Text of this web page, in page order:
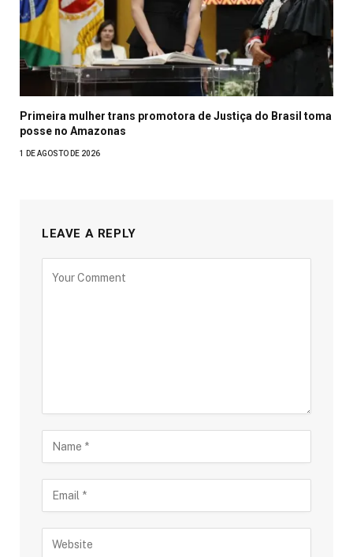
Primeira mulher trans promotora de Justiça do Brasil toma
posse no Amazonas
1 DE AGOSTO DE 2026
LEAVE A REPLY